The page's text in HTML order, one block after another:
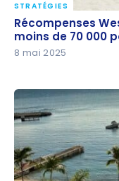
Récompenses
moins de 70 000
STRATÉGIES
Récompenses
moins de 70 000
8 mai 2025